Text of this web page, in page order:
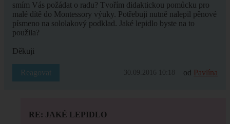
smím Vás požádat o radu? Tvořím didaktickou pomůcku pro
malé dítě do Montessory výuky. Potřebuji nutně nalepil pěnové
písmeno na sololakový podklad. Jaké lepidlo byste na to
použila?
Děkuji
Reagovat 30.09.2016 10:18 od Pavlína
RE: JAKÉ LEPIDLO